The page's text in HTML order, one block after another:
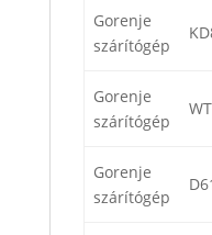
Gorenje
szárítógép
Gorenje
szárítógép
Gorenje
szárítógép